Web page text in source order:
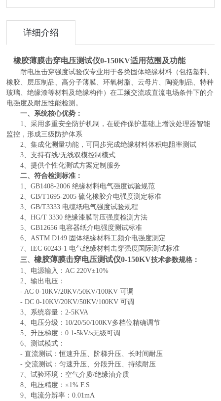
详细介绍
橡胶薄膜击穿电压测试仪0-150KV适用范围及功能
耐电压击穿强度试验仪专业用于各类固体绝缘材料（包括塑料、
橡胶、层压制品、高分子薄膜、环氧树脂、云母片、陶瓷制品、特种
玻璃、绝缘漆等材料及绝缘构件）在工频交流或直流电场条件下的介
电强度及耐压性能检测。
一、系统核心优势：
1、采用多重安全防护机制，在硬件保护基础上增设处理器智能
监控，形成三级防护体系
2、集成化测量功能，可同步完成绝缘材料体积电阻率测试
3、支持有线/无线双模控制模式
4、提供个性化测试方案定制服务
二、符合检测标准：
1、GB1408-2006 绝缘材料电气强度试验规范
2、GB/T1695-2005 硫化橡胶介电强度测定标准
3、GB/T3333 电缆纸电气强度试验规程
4、HG/T 3330 绝缘漆膜耐压强度检测方法
5、GB12656 电容器纸介电强度测试标准
6、ASTM D149 固体绝缘材料工频介电强度测定
7、IEC 60243-1 电气绝缘材料击穿强度国际测试标准
三、橡胶薄膜击穿电压测试仪0-150KV技术参数规格：
1、电源输入：AC 220V±10%
2、输出电压：
- AC 0-10KV/20KV/50KV/100KV 可调
- DC 0-10KV/20KV/50KV/100KV 可调
3、系统容量：2-5KVA
4、电压分级：10/20/50/100KV多档位精确调节
5、升压梯度：0.1-5kV/s无级可调
6、测试模式：
- 直流测试：恒速升压、阶梯升压、长时间耐压
- 交流测试：匀速升压、分段升压、持续耐压
7、试验环境：空气介质/绝缘油介质
8、电压精度：≤1% F.S
9、电流分辨率：0.01mA